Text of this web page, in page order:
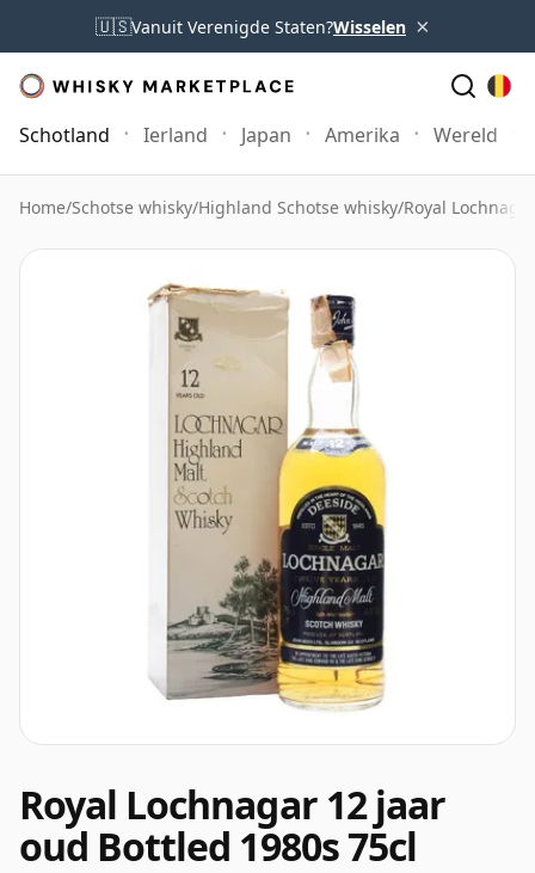
🇺🇸Vanuit Verenigde Staten?Wisselen ×
Schotland Ierland Japan Amerika Wereld
Home/Schotse whisky/Highland Schotse whisky/Royal
Royal Lochnagar 12 jaar
oud Bottled 1980s 75cl